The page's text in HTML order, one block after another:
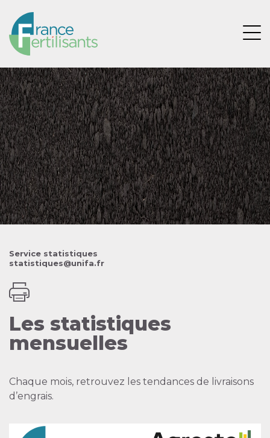
contenu
principal
Image
Service statistiques
statistiques@unifa.fr
Les statistiques
mensuelles
Chaque mois, retrouvez les tendances de livraisons
d’engrais.